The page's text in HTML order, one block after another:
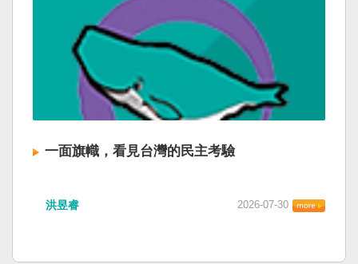
一面旗幟，看見台灣的民主考驗
洪昱睿 2026-07-30